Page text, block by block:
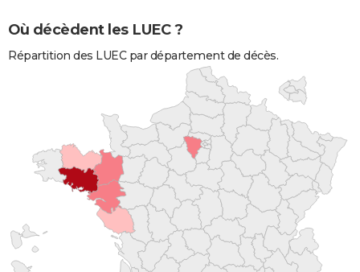
Où décèdent les LUEC ?
Répartition des LUEC par département de décès.